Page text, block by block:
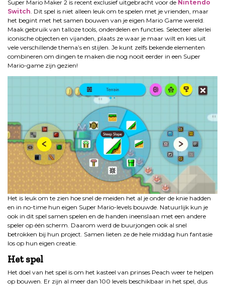
Super Mario Maker 2 is recent exclusief uitgebracht voor de Nintendo
Switch. Dit spel is niet alleen leuk om te spelen met je vrienden, maar
het begint met het samen bouwen van je eigen Mario Game wereld.
Maak gebruik van talloze tools, onderdelen en functies. Selecteer allerlei
iconische objecten en vijanden, plaats ze waar je maar wilt en kies uit
vele verschillende thema’s en stijlen. Je kunt zelfs bekende elementen
combineren om dingen te maken die nog nooit eerder in een Super
Mario-game zijn gezien!
Het is leuk om te zien hoe snel de meiden het al je onder de knie hadden
en in no-time hun eigen Super Mario-levels bouwde. Natuurlijk kun je
ook in dit spel samen spelen en de handen ineenslaan met een andere
speler op één scherm. Daarom werd de buurjongen ook al snel
betrokken bij hun project. Samen lieten ze de hele middag hun fantasie
los op hun eigen creatie.
Het spel
Het doel van het spel is om het kasteel van prinses Peach weer te helpen
op bouwen. Er zijn al meer dan 100 levels beschikbaar in het spel, dus